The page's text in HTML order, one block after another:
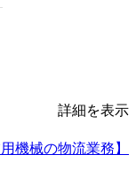
詳細を表示